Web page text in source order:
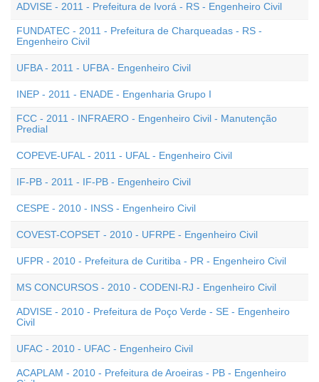
ADVISE - 2011 - Prefeitura de Ivorá - RS - Engenheiro Civil
FUNDATEC - 2011 - Prefeitura de Charqueadas - RS -
Engenheiro Civil
UFBA - 2011 - UFBA - Engenheiro Civil
INEP - 2011 - ENADE - Engenharia Grupo I
FCC - 2011 - INFRAERO - Engenheiro Civil - Manutenção
Predial
COPEVE-UFAL - 2011 - UFAL - Engenheiro Civil
IF-PB - 2011 - IF-PB - Engenheiro Civil
CESPE - 2010 - INSS - Engenheiro Civil
COVEST-COPSET - 2010 - UFRPE - Engenheiro Civil
UFPR - 2010 - Prefeitura de Curitiba - PR - Engenheiro Civil
MS CONCURSOS - 2010 - CODENI-RJ - Engenheiro Civil
ADVISE - 2010 - Prefeitura de Poço Verde - SE - Engenheiro
Civil
UFAC - 2010 - UFAC - Engenheiro Civil
ACAPLAM - 2010 - Prefeitura de Aroeiras - PB - Engenheiro